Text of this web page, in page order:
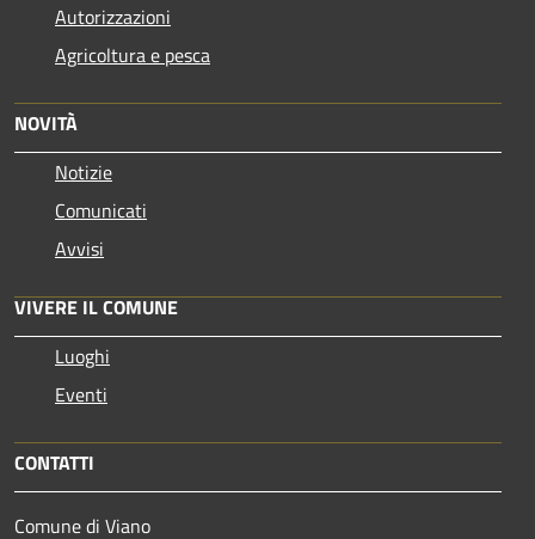
Autorizzazioni
Agricoltura e pesca
NOVITÀ
Notizie
Comunicati
Avvisi
VIVERE IL COMUNE
Luoghi
Eventi
CONTATTI
Comune di Viano